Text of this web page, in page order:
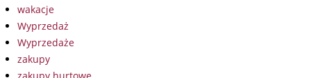
wakacje
Wyprzedaż
Wyprzedaże
zakupy